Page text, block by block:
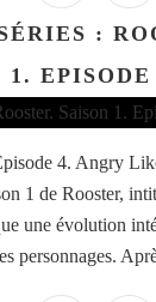
:
1. EPISODE
4. Angry
1 de Rooster,
une évolution
personnages.